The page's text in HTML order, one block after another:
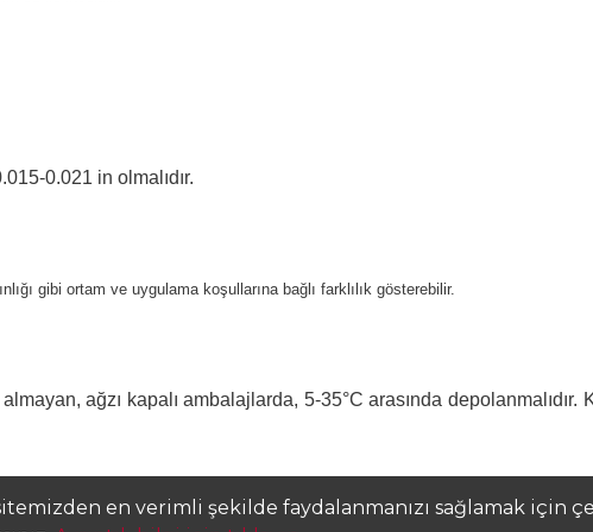
0.021 in olmalıdır.
gibi ortam ve uygulama koşullarına bağlı farklılık gösterebilir.
ağzı kapalı ambalajlarda, 5-35°C arasında depolanmalıdır.
belirtilen uyarıları dikkate alınız. Ürüne ait güvenlik
en verimli şekilde faydalanmanızı sağlamak için